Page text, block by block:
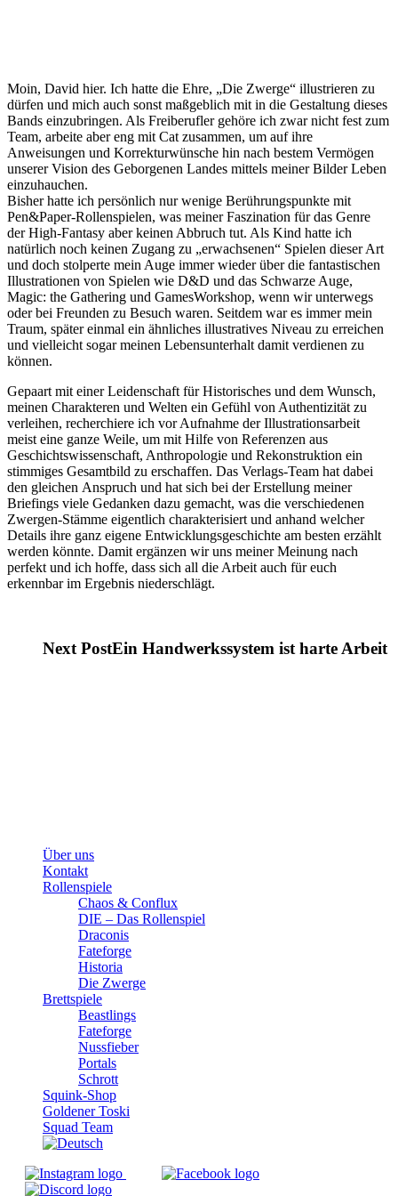
Moin, David hier. Ich hatte die Ehre, „Die Zwerge“ illustrieren zu
dürfen und mich auch sonst maßgeblich mit in die Gestaltung dieses
Bands einzubringen. Als Freiberufler gehöre ich zwar nicht fest zum
Team, arbeite aber eng mit Cat zusammen, um auf ihre
Anweisungen und Korrekturwünsche hin nach bestem Vermögen
unserer Vision des Geborgenen Landes mittels meiner Bilder Leben
einzuhauchen.
Bisher hatte ich persönlich nur wenige Berührungspunkte mit
Pen&Paper-Rollenspielen, was meiner Faszination für das Genre
der High-Fantasy aber keinen Abbruch tut. Als Kind hatte ich
natürlich noch keinen Zugang zu „erwachsenen“ Spielen dieser Art
und doch stolperte mein Auge immer wieder über die fantastischen
Illustrationen von Spielen wie D&D und das Schwarze Auge,
Magic: the Gathering und GamesWorkshop, wenn wir unterwegs
oder bei Freunden zu Besuch waren. Seitdem war es immer mein
Traum, später einmal ein ähnliches illustratives Niveau zu erreichen
und vielleicht sogar meinen Lebensunterhalt damit verdienen zu
können.
Gepaart mit einer Leidenschaft für Historisches und dem Wunsch,
meinen Charakteren und Welten ein Gefühl von Authentizität zu
verleihen, recherchiere ich vor Aufnahme der Illustrationsarbeit
meist eine ganze Weile, um mit Hilfe von Referenzen aus
Geschichtswissenschaft, Anthropologie und Rekonstruktion ein
stimmiges Gesamtbild zu erschaffen. Das Verlags-Team hat dabei
den gleichen Anspruch und hat sich bei der Erstellung meiner
Briefings viele Gedanken dazu gemacht, was die verschiedenen
Zwergen-Stämme eigentlich charakterisiert und anhand welcher
Details ihre ganz eigene Entwicklungsgeschichte am besten erzählt
werden könnte. Damit ergänzen wir uns meiner Meinung nach
perfekt und ich hoffe, dass sich all die Arbeit auch für euch
erkennbar im Ergebnis niederschlägt.
Next PostEin Handwerkssystem ist harte Arbeit
Über uns
Kontakt
Rollenspiele
Chaos & Conflux
DIE – Das Rollenspiel
Draconis
Fateforge
Historia
Die Zwerge
Brettspiele
Beastlings
Fateforge
Nussfieber
Portals
Schrott
Squink-Shop
Goldener Toski
Squad Team